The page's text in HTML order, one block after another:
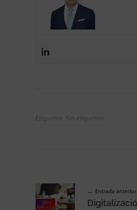
Etiquetas: Sin etiquetas
Entrada anterior